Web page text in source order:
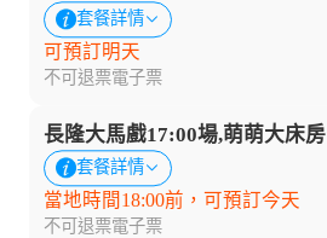
套餐詳情
可預訂明天
不可退票電子票
長隆大馬戲17:00場,萌萌大床房
套餐詳情
當地時間18:00前，可預訂今天
不可退票電子票